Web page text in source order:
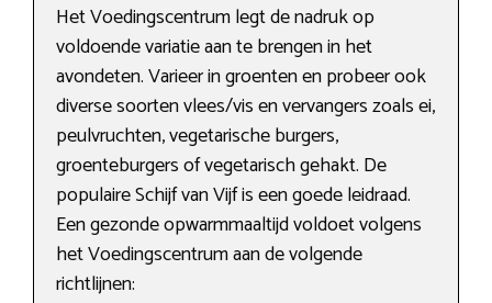
Het Voedingscentrum legt de nadruk op
voldoende variatie aan te brengen in het
avondeten. Varieer in groenten en probeer ook
diverse soorten vlees/vis en vervangers zoals ei,
peulvruchten, vegetarische burgers,
groenteburgers of vegetarisch gehakt. De
populaire Schijf van Vijf is een goede leidraad.
Een gezonde opwarmmaaltijd voldoet volgens
het Voedingscentrum aan de volgende
richtlijnen: